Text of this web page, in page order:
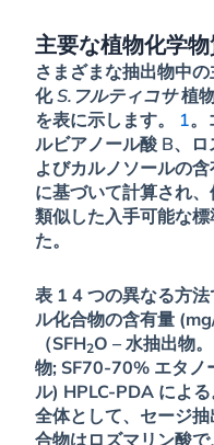
主要な植物化学
さまざまな抽出物中
化S.フルティコサ植
を表に示します。 1。
ルビアノール酸 B、
よびカルノソールの
に基づいて計算され
類似した入手可能な
た。
表 1 4 つの異なる方
ル化合物の含有量
（SFH2O – 水抽出物
物; SF70-70% エタノ
ル) HPLC-PDA による
全体として、セージ
合物はロズマリン酸